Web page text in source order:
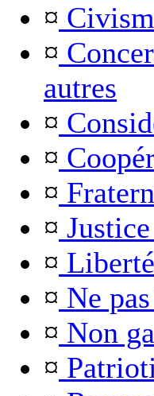
¤
¤
autres
¤
¤
¤
¤
¤ Liberté
¤ Ne
¤ Non
¤